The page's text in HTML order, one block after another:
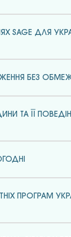
SAGE ДЛЯ
БЕЗ
ТА ЇЇ
ПРОГРАМ